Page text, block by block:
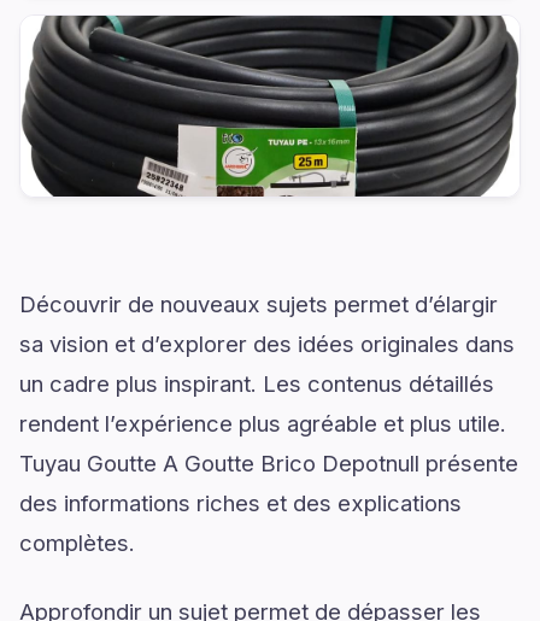
Découvrir de nouveaux sujets permet d’élargir
sa vision et d’explorer des idées originales dans
un cadre plus inspirant. Les contenus détaillés
rendent l’expérience plus agréable et plus utile.
Tuyau Goutte A Goutte Brico Depotnull présente
des informations riches et des explications
complètes.
Approfondir un sujet permet de dépasser les